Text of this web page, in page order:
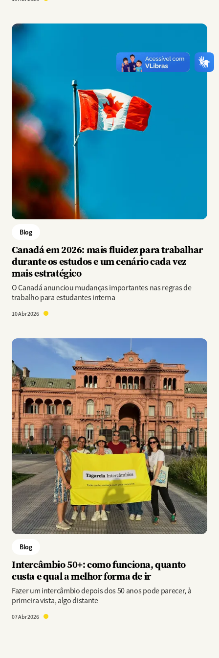
Imagem
Blog
Canadá em 2026: mais fluidez para trabalhar
durante os estudos e um cenário cada vez
mais estratégico
O Canadá anunciou mudanças importantes nas regras de
trabalho para estudantes interna
10 Abr 2026
Imagem
Blog
Intercâmbio 50+: como funciona, quanto
custa e qual a melhor forma de ir
Fazer um intercâmbio depois dos 50 anos pode parecer, à
primeira vista, algo distante
07 Abr 2026